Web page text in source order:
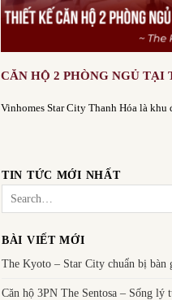
CĂN HỘ 2 PHÒNG NGỦ TẠI
Vinhomes Star City Thanh Hóa là
TIN TỨC MỚI NHẤT
BÀI VIẾT MỚI
The Kyoto – Star City chuẩn bị bàn
Căn hộ 3PN The Sentosa – Sống lý